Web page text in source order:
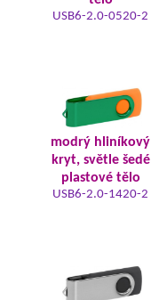
USB6-2.0-0520-2
modrý hliníkový
kryt, světle šedé
plastové tělo
USB6-2.0-1420-2